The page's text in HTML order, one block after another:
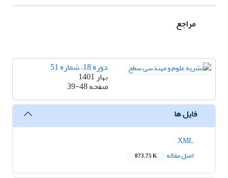
مراجع
دوره 18، شماره 51
بهار 1401
صفحه39-48
فایل ها
اصل مقاله
873.75 K